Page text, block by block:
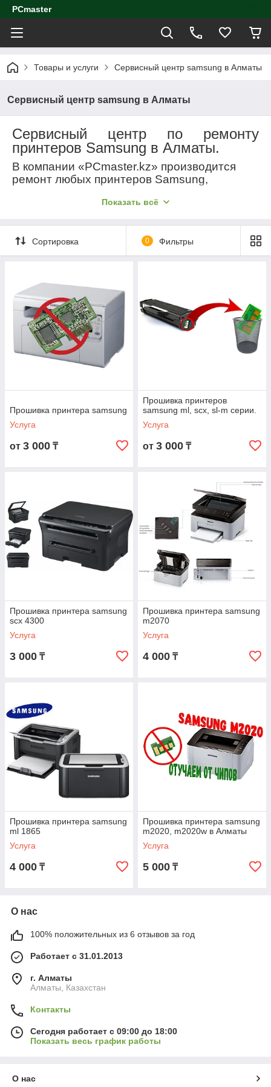
PCmaster
Товары и услуги Сервисный центр samsung в Алматы
Сервисный центр samsung в Алматы
Сервисный центр по ремонту
принтеров Samsung в Алматы.
В компании «PCmaster.kz» производится
ремонт любых принтеров Samsung,
прошивка данных принтеров.
Качество
Опытные специалисты, грамотно выстроенная
система обучения и современное оборудование
по прошивке принтеров и по заправке картриджей.
Скорость
Мы осуществляем быстрый ремонт картриджей и
принтеров, благодаря современным системам учета и
контроля, а также своевременной поставке
фирменных комплектующих и деталей. 80% запросов
С уважением торгово-сервисная компания
«PCmaster
Показать всё
Сортировка 0 Фильтры
Прошивка принтера samsung
Услуга
от 3 000 ₸
Прошивка принтеров
samsung ml, scx, sl-m серии.
Услуга
от 3 000 ₸
Прошивка принтера samsung
scx 4300
Услуга
3 000 ₸
Прошивка принтера samsung
m2070
Услуга
4 000 ₸
Прошивка принтера samsung
ml 1865
Услуга
4 000 ₸
Прошивка принтера samsung
m2020, m2020w в Алматы
Услуга
5 000 ₸
О нас
100% положительных из 6 отзывов за год
Работает с 31.01.2013
г. Алматы
Алматы, Казахстан
Контакты
Сегодня работает с 09:00 до 18:00
Показать весь график работы
О нас